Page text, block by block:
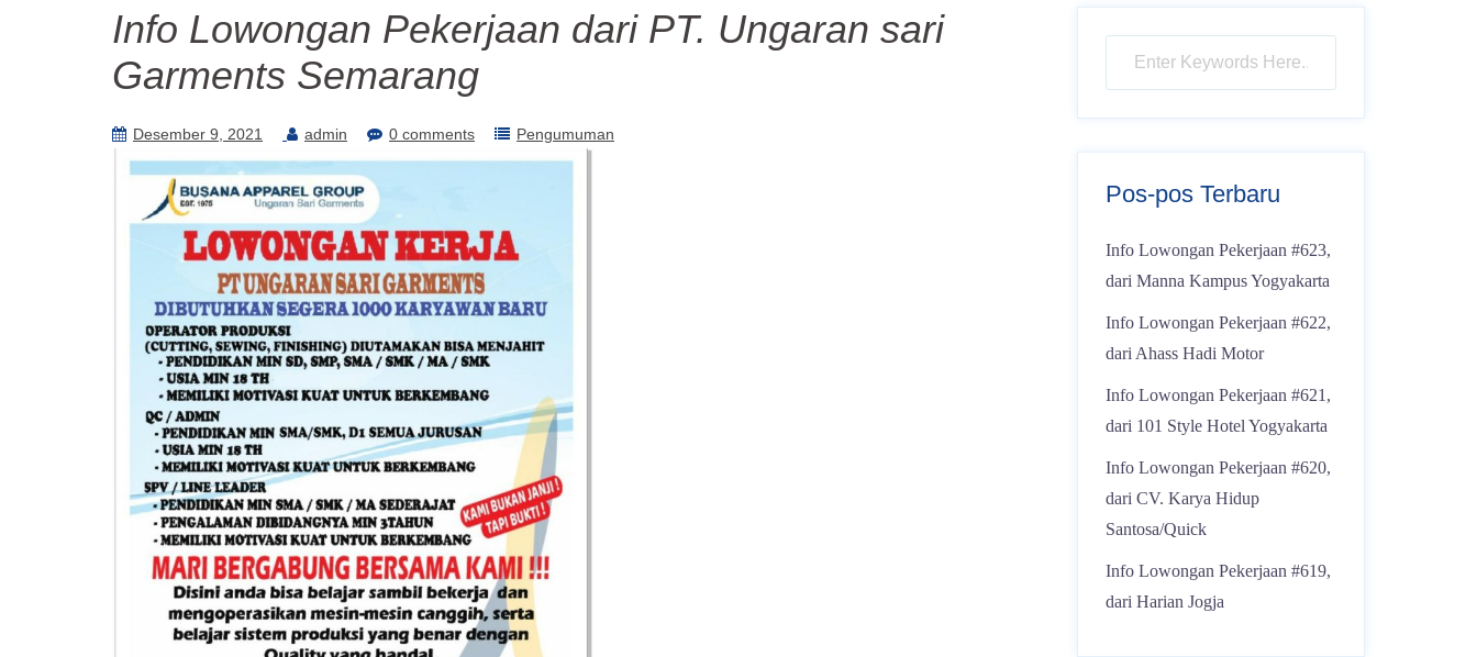
Info Lowongan Pekerjaan dari PT. Ungaran sari
Garments Semarang
Desember 9, 2021 admin 0 comments Pengumuman
Pos-pos Terbaru
Info Lowongan Pekerjaan #623,
dari Manna Kampus Yogyakarta
Info Lowongan Pekerjaan #622,
dari Ahass Hadi Motor
Info Lowongan Pekerjaan #621,
dari 101 Style Hotel Yogyakarta
Info Lowongan Pekerjaan #620,
dari CV. Karya Hidup
Santosa/Quick
Info Lowongan Pekerjaan #619,
dari Harian Jogja